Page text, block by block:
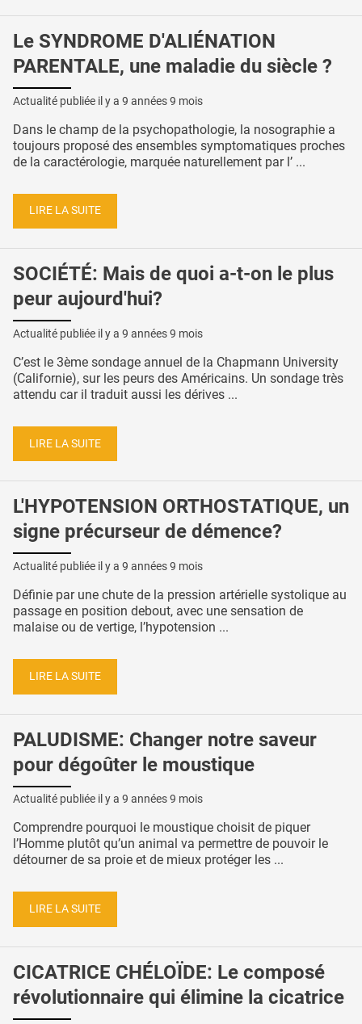
Le SYNDROME D'ALIÉNATION
PARENTALE, une maladie du siècle ?
Actualité publiée il y a 9 années 9 mois
Dans le champ de la psychopathologie, la nosographie a
toujours proposé des ensembles symptomatiques proches
de la caractérologie, marquée naturellement par l’ ...
LIRE LA SUITE
SOCIÉTÉ: Mais de quoi a-t-on le plus
peur aujourd'hui?
Actualité publiée il y a 9 années 9 mois
C’est le 3ème sondage annuel de la Chapmann University
(Californie), sur les peurs des Américains. Un sondage très
attendu car il traduit aussi les dérives ...
LIRE LA SUITE
L'HYPOTENSION ORTHOSTATIQUE, un
signe précurseur de démence?
Actualité publiée il y a 9 années 9 mois
Définie par une chute de la pression artérielle systolique au
passage en position debout, avec une sensation de
malaise ou de vertige, l’hypotension ...
LIRE LA SUITE
PALUDISME: Changer notre saveur
pour dégoûter le moustique
Actualité publiée il y a 9 années 9 mois
Comprendre pourquoi le moustique choisit de piquer
l’Homme plutôt qu’un animal va permettre de pouvoir le
détourner de sa proie et de mieux protéger les ...
LIRE LA SUITE
CICATRICE CHÉLOÏDE: Le composé
révolutionnaire qui élimine la cicatrice